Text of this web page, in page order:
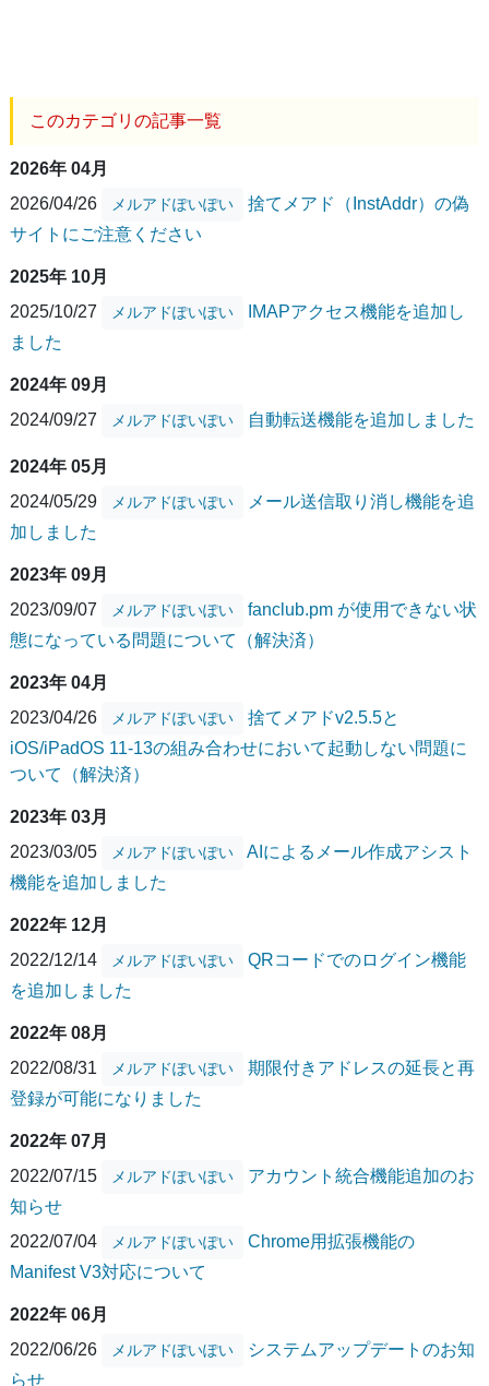
このカテゴリの記事一覧
2026年 04月
2026/04/26
メルアドぽいぽい
捨てメアド（InstAddr）の偽
サイトにご注意ください
2025年 10月
2025/10/27
メルアドぽいぽい
IMAPアクセス機能を追加し
ました
2024年 09月
2024/09/27
メルアドぽいぽい 自動転送機能を追加しました
2024年 05月
2024/05/29
メルアドぽいぽい
メール送信取り消し機能を追
加しました
2023年 09月
2023/09/07
メルアドぽいぽい
fanclub.pm が使用できない状
態になっている問題について（解決済）
2023年 04月
2023/04/26
メルアドぽいぽい
捨てメアドv2.5.5と
iOS/iPadOS 11-13の組み合わせにおいて起動しない問題に
ついて（解決済）
2023年 03月
2023/03/05
メルアドぽいぽい
AIによるメール作成アシスト
機能を追加しました
2022年 12月
2022/12/14
メルアドぽいぽい
QRコードでのログイン機能
を追加しました
2022年 08月
2022/08/31
メルアドぽいぽい
期限付きアドレスの延長と再
登録が可能になりました
2022年 07月
2022/07/15
メルアドぽいぽい
アカウント統合機能追加のお
知らせ
2022/07/04
メルアドぽいぽい
Chrome用拡張機能の
Manifest V3対応について
2022年 06月
2022/06/26
メルアドぽいぽい
システムアップデートのお知
らせ